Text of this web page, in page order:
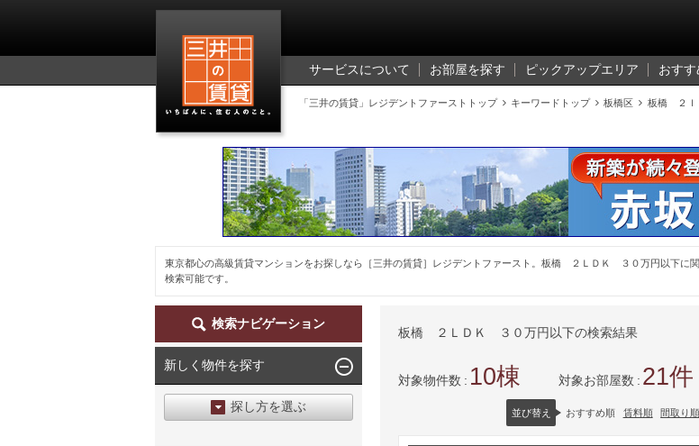
サービスについて お部屋を探す ピックアップエリア おす
「三井の賃貸」レジデントファーストトップ  キーワードトップ  板橋区  板橋 ２ｌ
東京都心の高級賃貸マンションをお探しなら［三井の賃貸］レジデントファースト。板橋 ２ＬＤＫ ３０万円以下に
検索可能です。
板橋 ２ＬＤＫ ３０万円以下の検索結果
対象物件数 10 対象お部屋数 21
並び替え おすすめ順 賃料順 間取り順
検索ナビゲーション
新しく物件を探す
探し方を選ぶ